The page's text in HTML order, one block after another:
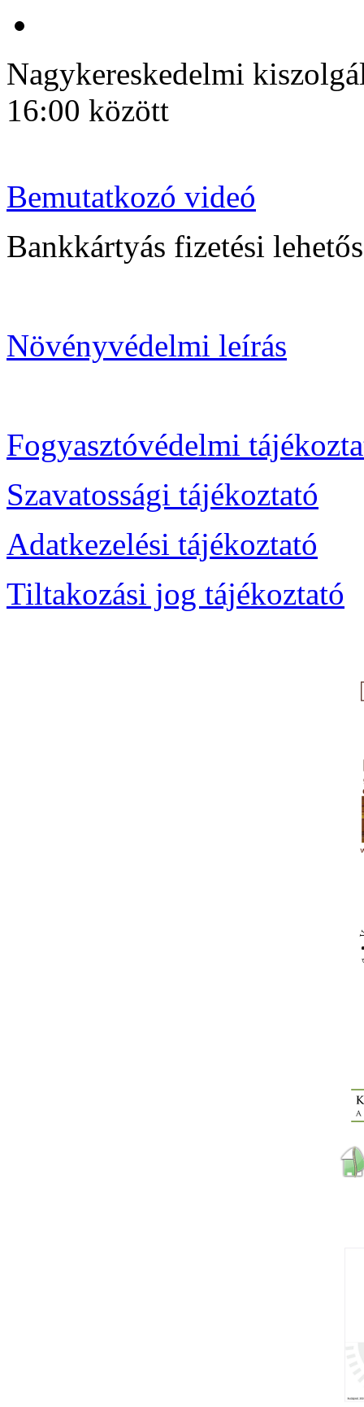
Nagykereskedelmi
16:00 között
Bemutatkozó videó
Bankkártyás fizetési
Növényvédelmi leírás
Fogyasztóvédelmi
Szavatossági tájékoztató
Adatkezelési tájékoztató
Tiltakozási jog tájékoztató